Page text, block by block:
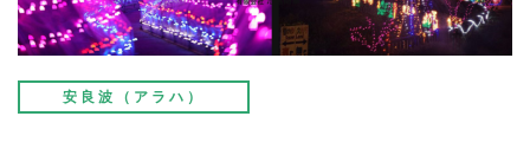
安良波（アラハ）